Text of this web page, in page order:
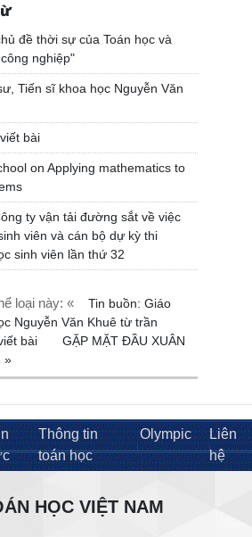
đề thời sự của Toán học và
nghiệp"
Tiến sĩ khoa học Nguyễn Văn
bài
on Applying mathematics to
ty vận tải đường sắt về việc
viên và cán bộ dự kỳ thi
sinh viên lần thứ 32
loại này: «
Tin buồn: Giáo
Nguyễn Văn Khuê từ trần
bài
GẶP MẶT ĐẦU XUÂN
»
Thông tin
toán học
Olympic
Liên
hệ
HỌC VIỆT NAM